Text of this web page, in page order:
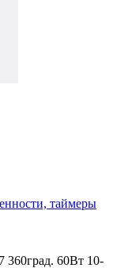
таймеры
360град. 60Вт 10-